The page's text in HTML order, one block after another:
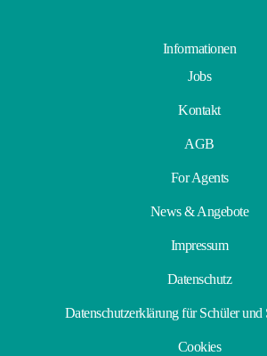
Informationen
Jobs
Kontakt
AGB
For Agents
News & Angebote
Impressum
Datenschutz
Datenschutzerklärung für Schüler und
Cookies